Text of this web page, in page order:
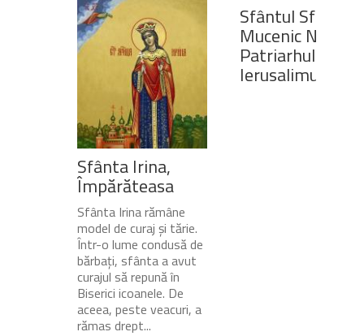
Sfânta Irina,
Împărăteasa
Sfânta Irina rămâne
model de curaj și tărie.
Într-o lume condusă de
bărbați, sfânta a avut
curajul să repună în
Biserici icoanele. De
aceea, peste veacuri, a
rămas drept...
Sfântul Sfinţit
Mucenic Narcis,
Patriarhul
Ierusalimului